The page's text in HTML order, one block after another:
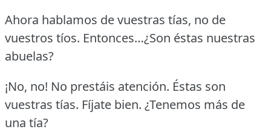
Ahora hablamos de vuestras tías, no de
vuestros tíos. Entonces…¿Son éstas nuestras
abuelas?
¡No, no! No prestáis atención. Éstas son
vuestras tías. Fíjate bien. ¿Tenemos más de
una tía?